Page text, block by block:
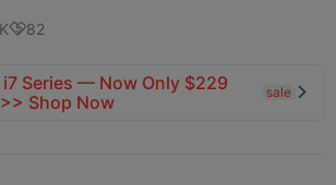
82
i7 Series — Now Only $229
Shop Now
sale 